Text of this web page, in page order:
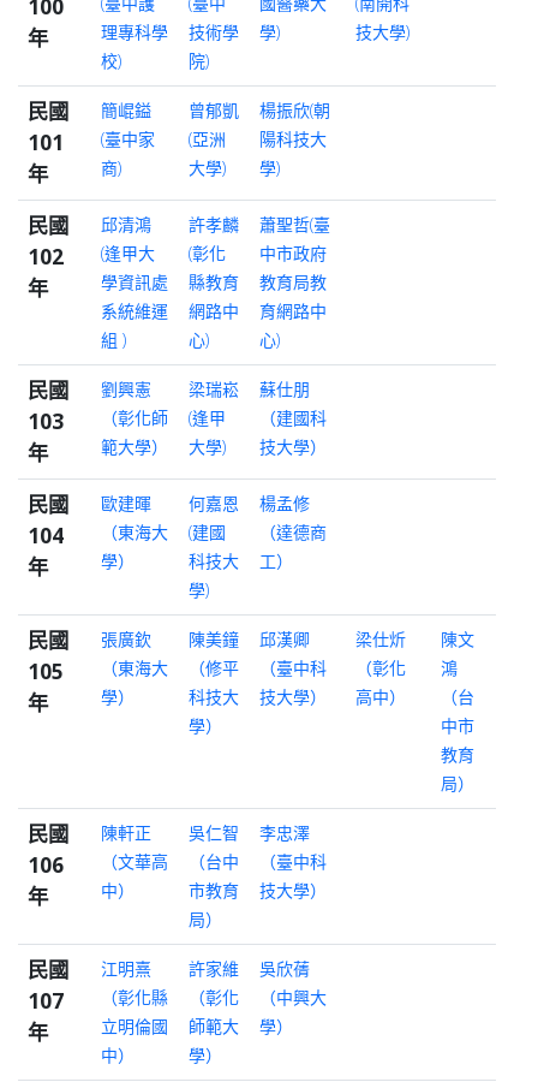
100
年
理專科學
校)
技術學
院)
學)
技大學)
民國
101
年
簡崐鎰
(臺中家
商)
曾郁凱
(亞洲
大學)
楊振欣(朝
陽科技大
學)
民國
102
年
邱清鴻
(逢甲大
學資訊處
系統維運
組 )
許孝麟
(彰化
縣教育
網路中
心)
蕭聖哲(臺
中市政府
教育局教
育網路中
心)
民國
103
年
劉興憲
（彰化師
範大學）
梁瑞崧
(逢甲
大學)
蘇仕朋
（建國科
技大學）
民國
104
年
歐建暉
（東海大
學）
何嘉恩
(建國
科技大
學)
楊孟修
（達德商
工）
民國
105
年
張廣欽
（東海大
學）
陳美鐘
（修平
科技大
學）
邱漢卿
（臺中科
技大學）
梁仕炘
（彰化
高中）
陳文
鴻
（台
中市
教育
局）
民國
106
年
陳軒正
（文華高
中）
吳仁智
（台中
市教育
局）
李忠澤
（臺中科
技大學）
民國
107
年
江明熹
（彰化縣
立明倫國
中）
許家維
（彰化
師範大
學）
吳欣蒨
（中興大
學）